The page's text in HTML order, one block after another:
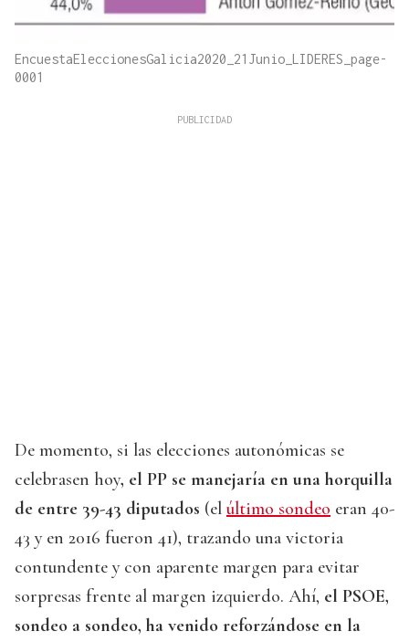
EncuestaEleccionesGalicia2020_21Junio_LIDERES_page-
0001
De momento, si las elecciones autonómicas se
celebrasen hoy, el PP se manejaría en una horquilla
de entre 39-43 diputados (el último sondeo eran 40-
43 y en 2016 fueron 41), trazando una victoria
contundente y con aparente margen para evitar
sorpresas frente al margen izquierdo. Ahí, el PSOE,
sondeo a sondeo, ha venido reforzándose en la